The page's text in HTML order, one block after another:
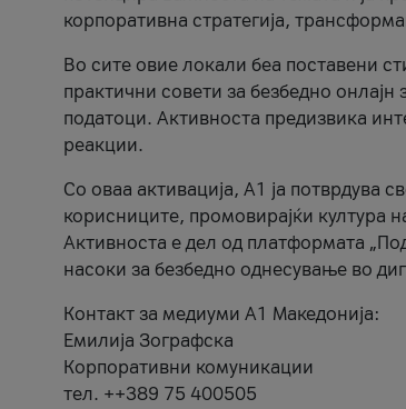
корпоративна стратегија,
Во сите овие локали беа поставени
практични совети за безбедно
податоци. Активноста предизвика
реакции.
Со оваа активација, А1 ја потврдува
корисниците, промовирајќи култура
Активноста е дел од платформата
насоки за безбедно однесување во
Контакт за медиуми А1 Македонија:
Емилија Зографска
Корпоративни комуникации
тел. ++389 75 400505